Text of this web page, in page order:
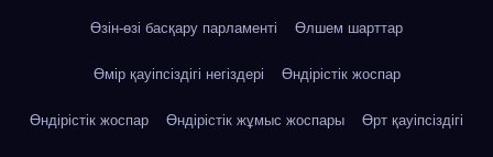
Өзін-өзі басқару парламенті Өлшем шарттар
Өмір қауіпсіздігі негіздері Өндірістік жоспар
Өндірістік жоспар Өндірістік жұмыс жоспары Өрт қауіпсіздігі